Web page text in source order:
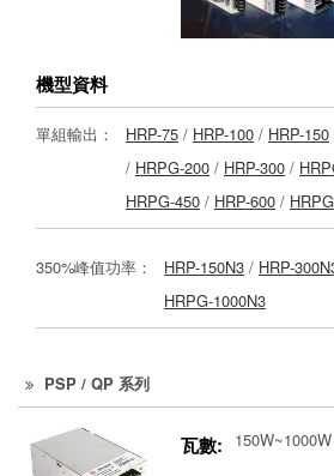
機型資料
單組輸出： HRP-75 / HRP-100 / HRP-150
/ HRPG-200 / HRP-300 /
HRPG-450 / HRP-600 /
350%峰值功率： HRP-150N3 / HRP-
HRPG-1000N3
PSP / QP 系列
瓦數: 150W~1000W